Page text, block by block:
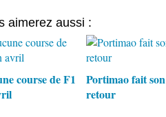
aimerez aussi :
course de F1
Portimao fait son
retour